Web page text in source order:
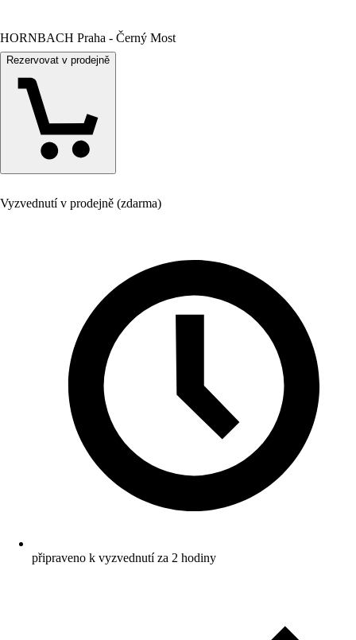
HORNBACH Praha - Černý Most
Rezervovat v prodejně
Vyzvednutí v prodejně (zdarma)
připraveno k vyzvednutí za 2 hodiny